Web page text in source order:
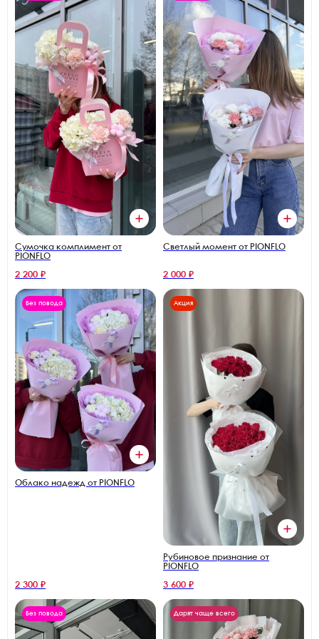
Сумочка комплимент от
PIONFLO
2 200 ₽
Светлый момент от PIONFLO
2 000 ₽
Без повода
Облако надежд от PIONFLO
2 300 ₽
Акция
Рубиновое признание от
PIONFLO
3 600 ₽
Без повода Дарят чаще всего